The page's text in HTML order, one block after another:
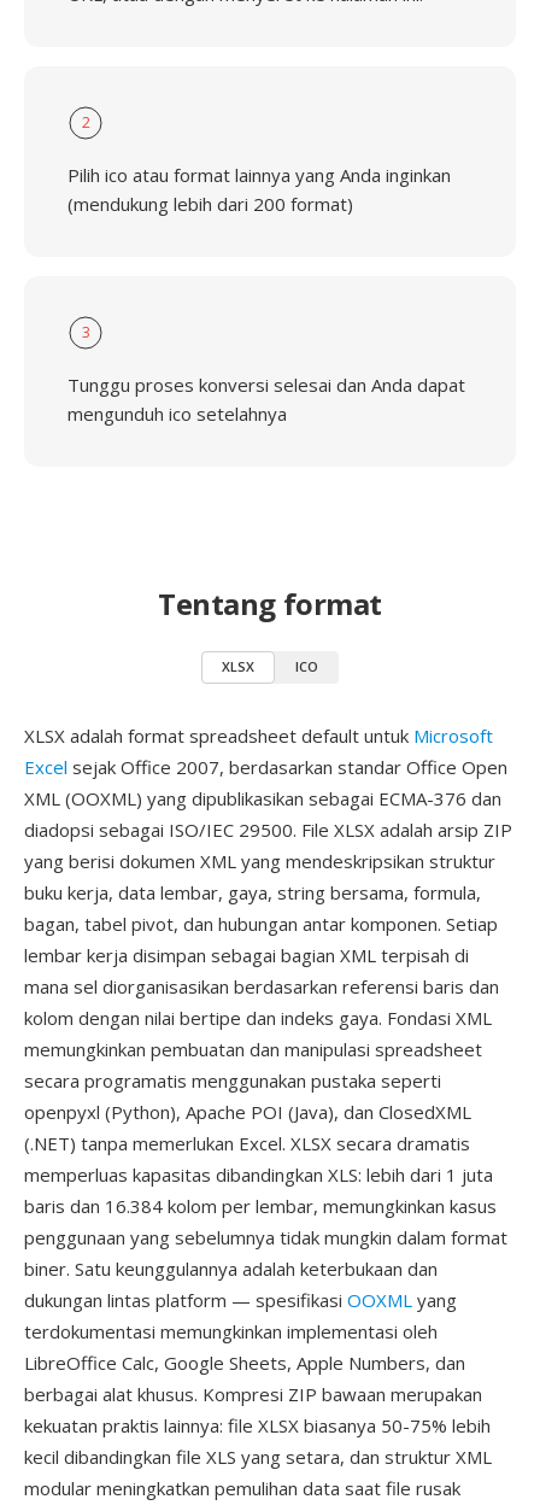
2
Pilih ico atau format lainnya yang Anda inginkan
(mendukung lebih dari 200 format)
3
Tunggu proses konversi selesai dan Anda dapat
mengunduh ico setelahnya
Tentang format
XLSX ICO
XLSX adalah format spreadsheet default untuk Microsoft
Excel sejak Office 2007, berdasarkan standar Office Open
XML (OOXML) yang dipublikasikan sebagai ECMA-376 dan
diadopsi sebagai ISO/IEC 29500. File XLSX adalah arsip ZIP
yang berisi dokumen XML yang mendeskripsikan struktur
buku kerja, data lembar, gaya, string bersama, formula,
bagan, tabel pivot, dan hubungan antar komponen. Setiap
lembar kerja disimpan sebagai bagian XML terpisah di
mana sel diorganisasikan berdasarkan referensi baris dan
kolom dengan nilai bertipe dan indeks gaya. Fondasi XML
memungkinkan pembuatan dan manipulasi spreadsheet
secara programatis menggunakan pustaka seperti
openpyxl (Python), Apache POI (Java), dan ClosedXML
(.NET) tanpa memerlukan Excel. XLSX secara dramatis
memperluas kapasitas dibandingkan XLS: lebih dari 1 juta
baris dan 16.384 kolom per lembar, memungkinkan kasus
penggunaan yang sebelumnya tidak mungkin dalam format
biner. Satu keunggulannya adalah keterbukaan dan
dukungan lintas platform — spesifikasi OOXML yang
terdokumentasi memungkinkan implementasi oleh
LibreOffice Calc, Google Sheets, Apple Numbers, dan
berbagai alat khusus. Kompresi ZIP bawaan merupakan
kekuatan praktis lainnya: file XLSX biasanya 50-75% lebih
kecil dibandingkan file XLS yang setara, dan struktur XML
modular meningkatkan pemulihan data saat file rusak